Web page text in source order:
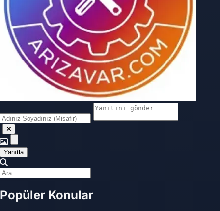
Yanıtla
Popüler Konular